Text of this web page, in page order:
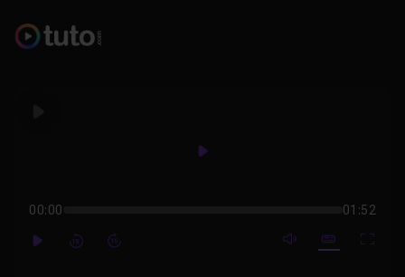
Play
00:00 01:52
ForwardForward mute video
Subtitles